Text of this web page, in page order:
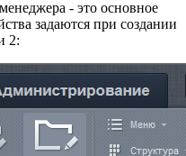
- это основное
задаются при создании
2: